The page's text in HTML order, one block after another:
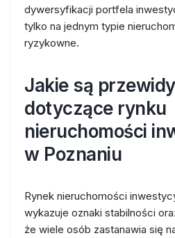
dywersyfikacji portfela
tylko na jednym typie
ryzykowne.
Jakie są
dotyczące rynku
nieruchomości
w Poznaniu
Rynek nieruchomości
wykazuje oznaki stabilności
że wiele osób zastanawia się